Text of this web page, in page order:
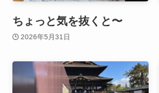
ちょっと気を抜くと〜
2026年5月31日